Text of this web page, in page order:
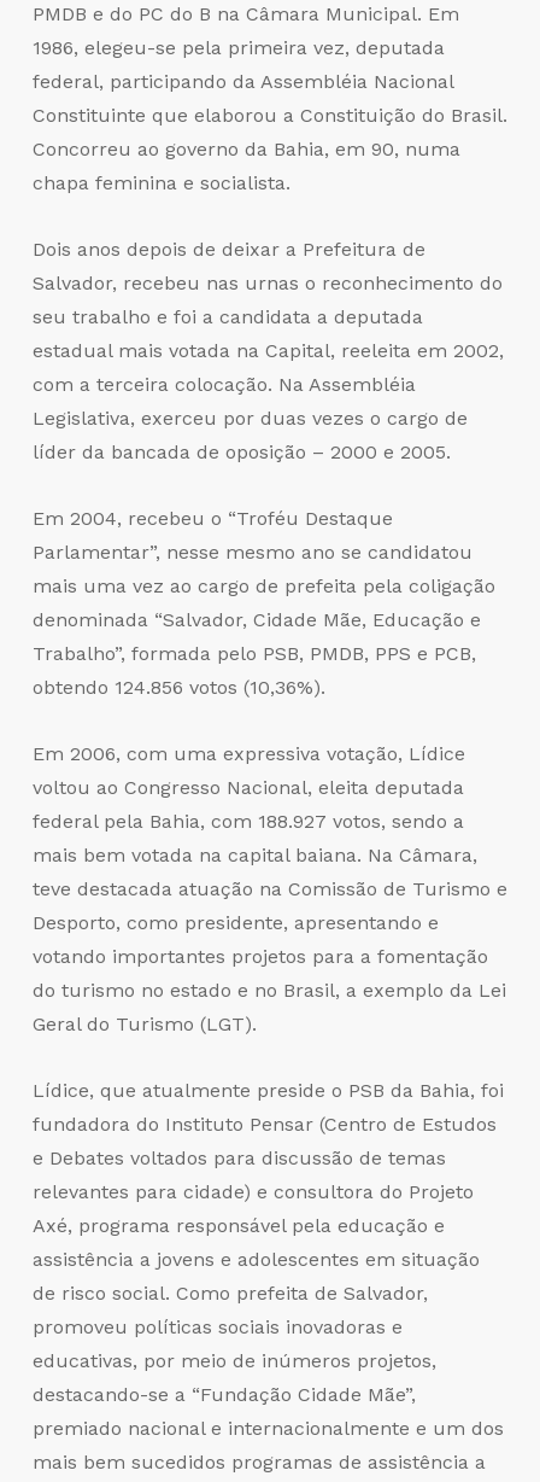
PMDB e do PC do B na Câmara Municipal. Em
1986, elegeu-se pela primeira vez, deputada
federal, participando da Assembléia Nacional
Constituinte que elaborou a Constituição do Brasil.
Concorreu ao governo da Bahia, em 90, numa
chapa feminina e socialista.
Dois anos depois de deixar a Prefeitura de
Salvador, recebeu nas urnas o reconhecimento do
seu trabalho e foi a candidata a deputada
estadual mais votada na Capital, reeleita em 2002,
com a terceira colocação. Na Assembléia
Legislativa, exerceu por duas vezes o cargo de
líder da bancada de oposição – 2000 e 2005.
Em 2004, recebeu o “Troféu Destaque
Parlamentar”, nesse mesmo ano se candidatou
mais uma vez ao cargo de prefeita pela coligação
denominada “Salvador, Cidade Mãe, Educação e
Trabalho”, formada pelo PSB, PMDB, PPS e PCB,
obtendo 124.856 votos (10,36%).
Em 2006, com uma expressiva votação, Lídice
voltou ao Congresso Nacional, eleita deputada
federal pela Bahia, com 188.927 votos, sendo a
mais bem votada na capital baiana. Na Câmara,
teve destacada atuação na Comissão de Turismo e
Desporto, como presidente, apresentando e
votando importantes projetos para a fomentação
do turismo no estado e no Brasil, a exemplo da Lei
Geral do Turismo (LGT).
Lídice, que atualmente preside o PSB da Bahia, foi
fundadora do Instituto Pensar (Centro de Estudos
e Debates voltados para discussão de temas
relevantes para cidade) e consultora do Projeto
Axé, programa responsável pela educação e
assistência a jovens e adolescentes em situação
de risco social. Como prefeita de Salvador,
promoveu políticas sociais inovadoras e
educativas, por meio de inúmeros projetos,
destacando-se a “Fundação Cidade Mãe”,
premiado nacional e internacionalmente e um dos
mais bem sucedidos programas de assistência a